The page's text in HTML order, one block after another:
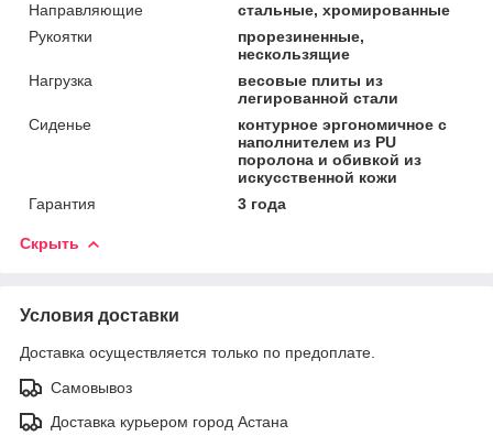
Направляющие
стальные, хромированные
Рукоятки
прорезиненные,
нескользящие
Нагрузка
весовые плиты из
легированной стали
Сиденье
контурное эргономичное с
наполнителем из PU
поролона и обивкой из
искусственной кожи
Гарантия
3 года
Скрыть
Условия доставки
Доставка осуществляется только по предоплате.
Самовывоз
Доставка курьером город Астана